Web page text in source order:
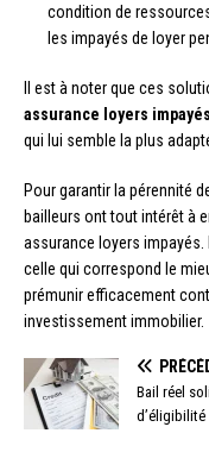
condition de
les impayés de loyer
Il est à noter que ces
assurance loyers impayés
qui lui semble la plus
Pour garantir la pérennité
bailleurs ont tout intérêt à
assurance loyers
celle qui correspond le
prémunir efficacement
investissement immobilier.
Bail réel
d’éligibilité